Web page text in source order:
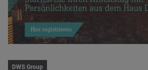
DWS Group